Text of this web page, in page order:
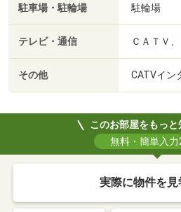
駐車場・駐輪場 駐輪場
テレビ・通信 ＣＡＴＶ
その他 CATVイン
このお部屋をもっと
無料・簡単入力
実際に物件を見